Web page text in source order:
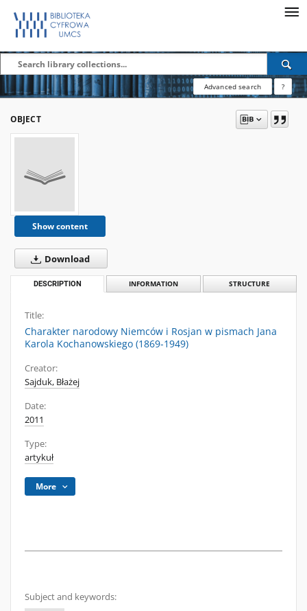
Advanced search ?
OBJECT
Show content
Download
DESCRIPTION INFORMATION STRUCTURE
Title:
Charakter narodowy Niemców i Rosjan w pismach Jana
Karola Kochanowskiego (1869-1949)
Creator:
Sajduk, Błażej
Date:
2011
Type:
artykuł
More
Subject and keywords: